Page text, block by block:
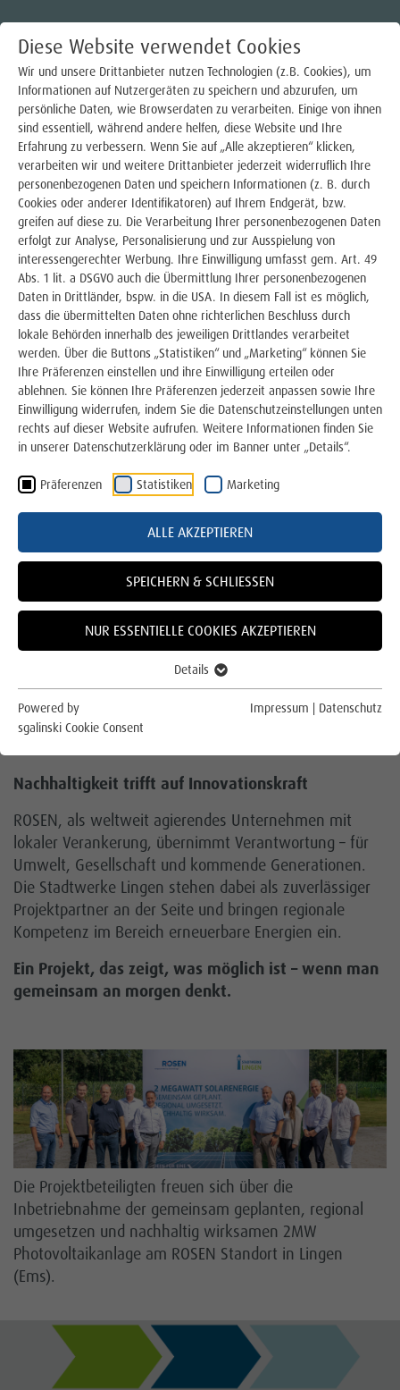
Strom
Gas
Wärme
Trinkwasser
E-Mobilität
Photovoltaik
Photovoltaik-Produkte
Photovoltaik-Anfrage stellen
Balkonkraftwerke
Großprojekt Rosen Group
Kommunale Dächer
Online Service und Formulare
Kontakt
Karriere
Kundenportal
Netz
Luftaufnahme Innovation Center in Lingen
GROSSE PHOTOVOLTAIKANLAGE FÜR R
OSEN GROUP
2 Megawatt Solarenergie - Gemeinsam geplant.
Regional umgesetzt. Nachhaltig wirksam.
Mit der erfolgreichen Realisierung einer
leistungsstarken Photovoltaikanlage auf dem Gelände
der ROSEN Group haben die Stadtwerke Lingen
gemeinsam mit ROSEN ein klares Zeichen für
nachhaltige Energieversorgung aus der Region gesetzt.
Das Projekt zeigt, wie regionale Partnerschaften
Großes bewirken können: sauberer Strom, gesenkte
CO₂-Emissionen und eine zukunftssichere Versorgung –
Nachhaltigkeit trifft auf Innovationskraft
ROSEN, als weltweit agierendes Unternehmen mit
lokaler Verankerung, übernimmt Verantwortung – für
Umwelt, Gesellschaft und kommende Generationen.
Die Stadtwerke Lingen stehen dabei als zuverlässiger
Projektpartner an der Seite und bringen regionale
Kompetenz im Bereich erneuerbare Energien ein.
Ein Projekt, das zeigt, was möglich ist – wenn man
gemeinsam an morgen denkt.
Die Projektbeteiligten freuen sich über die
Inbetriebnahme der gemeinsam geplanten, regional
umgesetzen und nachhaltig wirksamen 2MW
Photovoltaikanlage am ROSEN Standort in Lingen
(Ems).
Diese Website verwendet Cookies
Wir und unsere Drittanbieter nutzen Technologien (z.B. Cookies), um
Informationen auf Nutzergeräten zu speichern und abzurufen, um
persönliche Daten, wie Browserdaten zu verarbeiten. Einige von ihnen
sind essentiell, während andere helfen, diese Website und Ihre
Erfahrung zu verbessern. Wenn Sie auf „Alle akzeptieren“ klicken,
verarbeiten wir und weitere Drittanbieter jederzeit widerruflich Ihre
personenbezogenen Daten und speichern Informationen (z. B. durch
Cookies oder anderer Identifikatoren) auf Ihrem Endgerät, bzw.
greifen auf diese zu. Die Verarbeitung Ihrer personenbezogenen Daten
erfolgt zur Analyse, Personalisierung und zur Ausspielung von
interessengerechter Werbung. Ihre Einwilligung umfasst gem. Art. 49
Abs. 1 lit. a DSGVO auch die Übermittlung Ihrer personenbezogenen
Daten in Drittländer, bspw. in die USA. In diesem Fall ist es möglich,
dass die übermittelten Daten ohne richterlichen Beschluss durch
lokale Behörden innerhalb des jeweiligen Drittlandes verarbeitet
werden. Über die Buttons „Statistiken“ und „Marketing“ können Sie
Ihre Präferenzen einstellen und ihre Einwilligung erteilen oder
ablehnen. Sie können Ihre Präferenzen jederzeit anpassen sowie Ihre
Einwilligung widerrufen, indem Sie die Datenschutzeinstellungen unten
rechts auf dieser Website aufrufen. Weitere Informationen finden Sie
in unserer Datenschutzerklärung oder im Banner unter „Details“.
Präferenzen Statistiken Marketing
ALLE AKZEPTIEREN
SPEICHERN & SCHLIESSEN
NUR ESSENTIELLE COOKIES AKZEPTIEREN
Details
Powered by
sgalinski Cookie Consent
Impressum | Datenschutz